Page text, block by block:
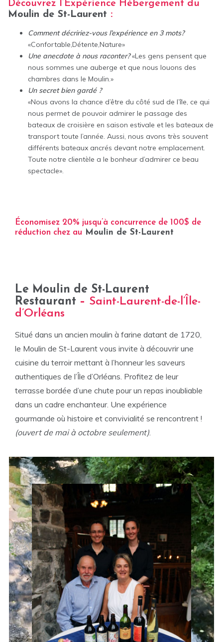
Découvrez l’Expérience Hébergement du
Moulin de St-Laurent :
Comment décririez-vous l’expérience en 3 mots?
«Confortable,Détente,Nature»
Une anecdote à nous raconter?«Les gens pensent que
nous sommes une auberge et que nous louons des
chambres dans le Moulin.»
Un secret bien gardé ?
«Nous avons la chance d’être du côté sud de l’île, ce qui
nous permet de pouvoir admirer le passage des
bateaux de croisière en saison estivale et les bateaux de
transport toute l’année. Aussi, nous avons très souvent
différents bateaux ancrés devant notre emplacement.
Toute notre clientèle a le bonheur d’admirer ce beau
spectacle».
Économisez 20% jusqu’à concurrence de 100$ de
réduction chez au Moulin de St-Laurent
Le Moulin de St-Laurent
Restaurant – Saint-Laurent-de-l’Île-
d’Orléans
Situé dans un ancien moulin à farine datant de 1720,
le Moulin de St-Laurent vous invite à découvrir une
cuisine du terroir mettant à l’honneur les saveurs
authentiques de l’Île d’Orléans. Profitez de leur
terrasse bordée d’une chute pour un repas inoubliable
dans un cadre enchanteur. Une expérience
gourmande où histoire et convivialité se rencontrent !
(ouvert de mai à octobre seulement).